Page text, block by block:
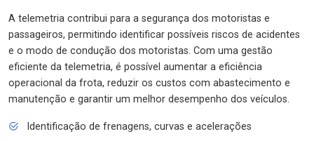
A telemetria contribui para a segurança dos motoristas e
passageiros, permitindo identificar possíveis riscos de acidentes
e o modo de condução dos motoristas. Com uma gestão
eficiente da telemetria, é possível aumentar a eficiência
operacional da frota, reduzir os custos com abastecimento e
manutenção e garantir um melhor desempenho dos veículos.
Identificação de frenagens, curvas e acelerações